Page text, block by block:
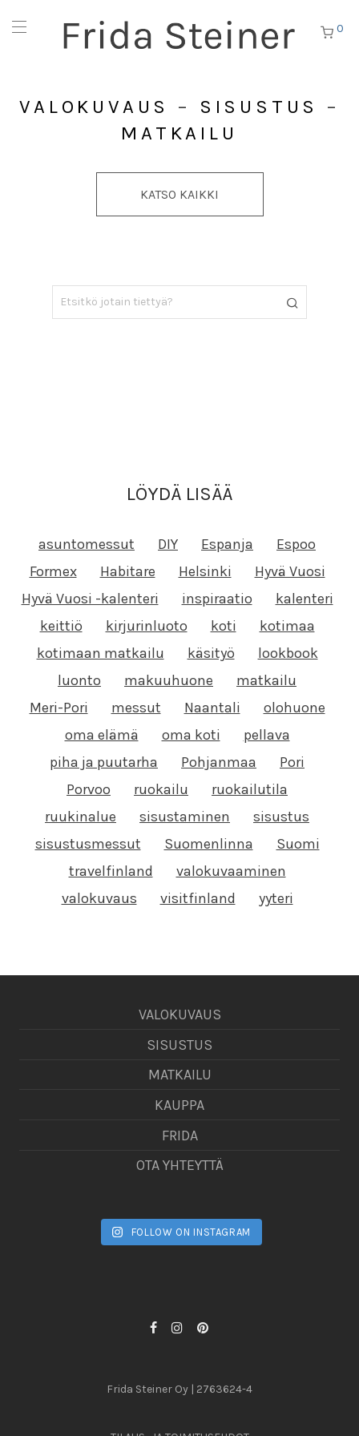
0
VALOKUVAUS – SISUSTUS
–
MATKAILU
KATSO KAIKKI
LÖYDÄ LISÄÄ
asuntomessut DIY Espanja
Espoo
Formex
Habitare Helsinki
Hyvä Vuosi
Hyvä Vuosi -kalenteri
inspiraatio
kalenteri
keittiö
kirjurinluoto koti
kotimaa
kotimaan matkailu
käsityö
lookbook
luonto
makuuhuone
matkailu
Meri-Pori
messut Naantali
olohuone
oma elämä
oma koti
pellava
piha ja puutarha
Pohjanmaa
Pori
Porvoo
ruokailu
ruokailutila
ruukinalue
sisustaminen
sisustus
sisustusmessut
Suomenlinna
Suomi
travelfinland
valokuvaaminen
valokuvaus
visitfinland yyteri
VALOKUVAUS
SISUSTUS
MATKAILU
KAUPPA
FRIDA
OTA YHTEYTTÄ
FOLLOW ON INSTAGRAM
Frida Steiner Oy | 2763624-4